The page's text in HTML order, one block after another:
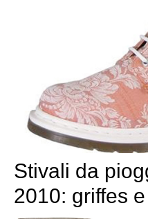
Stivali da
2010: griffes